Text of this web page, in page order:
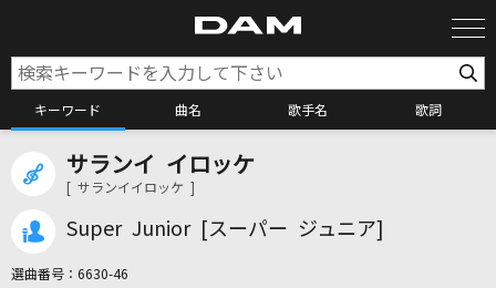
キーワード 曲名 歌手名 歌詞
カラオケ検索
カラオケ店舗検索
サランイ イロッケ
[ サランイイロッケ ]
Super Junior [スーパー ジュニア]
選曲番号： 6630-46